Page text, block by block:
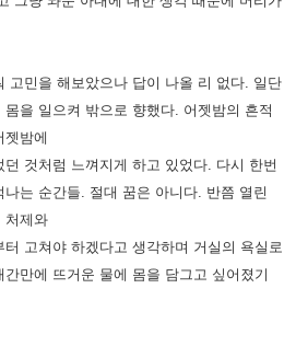
고민을 해보았으나 답이 나올 리 없다. 일단
을 일으켜 밖으로 향했다. 어젯밤의 흔적
젯밤에
것처럼 느껴지게 하고 있었다. 다시 한번
는 순간들. 절대 꿈은 아니다. 반쯤 열린
처제와
고쳐야 하겠다고 생각하며 거실의 욕실로
만에 뜨거운 물에 몸을 담그고 싶어졌기